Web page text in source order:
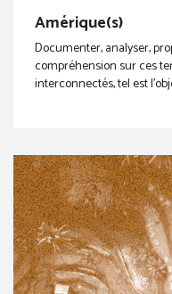
Amérique(s)
Documenter, analyser,
compréhension sur ces
interconnectés, tel est